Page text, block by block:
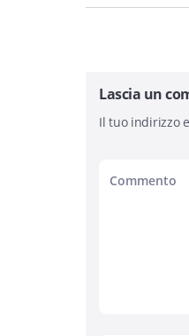
Lascia un
Il tuo indirizzo